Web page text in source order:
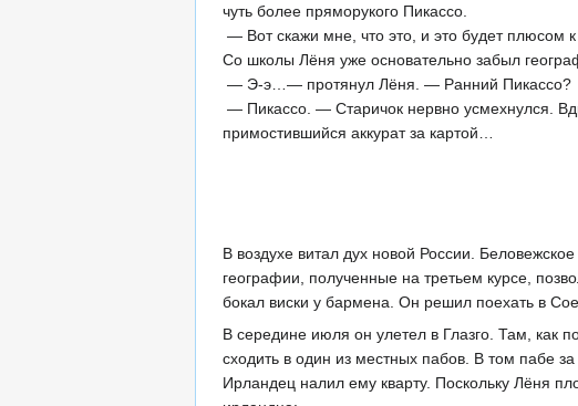
чуть более пряморукого Пикассо.
— Вот скажи мне, что это, и это будет плюсом
Со школы Лёня уже основательно забыл
— Э-э…— протянул Лёня. — Ранний Пикассо?
— Пикассо. — Старичок нервно усмехнулся.
примостившийся аккурат за картой…
В воздухе витал дух новой России.
географии, полученные на третьем курсе,
бокал виски у бармена. Он решил поехать в
В середине июля он улетел в Глазго. Там, как
сходить в один из местных пабов. В том пабе
Ирландец налил ему кварту. Поскольку Лёня